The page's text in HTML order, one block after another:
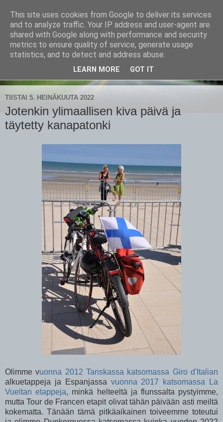
CampaSimpukka
kammen- ja kauhanpyöritystä
TIISTAI 5. HEINÄKUUTA 2022
Jotenkin ylimaallisen kiva päivä ja
täytetty kanapatonki
Olimme vuonna 2012 Tanskassa katsomassa Giro d'Italian
alkuetappeja ja Espanjassa vuonna 2017 katsomassa La
Vueltan etappeja, minkä helteeltä ja flunssalta pystyimme,
mutta Tour de Francen etapit olivat tähän päivään asti meiltä
kokematta. Tänään tämä pitkäaikainen toiveemme toteutui
This site uses cookies from Google to deliver its services
and to analyze traffic. Your IP address and user-agent are
shared with Google along with performance and security
metrics to ensure quality of service, generate usage
statistics, and to detect and address abuse.
LEARN MORE GOT IT